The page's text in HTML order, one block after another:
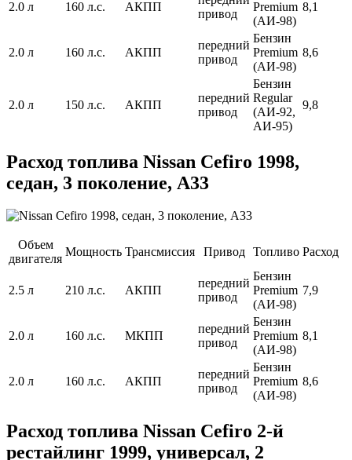
2.0 л 160 л.с. АКПП
привод
Premium
(АИ-98)
8,1
2.0 л 160 л.с. АКПП
передний
привод
Бензин
Premium
(АИ-98)
8,6
2.0 л 150 л.с. АКПП
передний
привод
Бензин
Regular
(АИ-92,
АИ-95)
9,8
Расход топлива Nissan Cefiro 1998,
седан, 3 поколение, A33
Объем
двигателя
Мощность Трансмиссия Привод Топливо Расход
2.5 л 210 л.с. АКПП
передний
привод
Бензин
Premium
(АИ-98)
7,9
2.0 л 160 л.с. МКПП
передний
привод
Бензин
Premium
(АИ-98)
8,1
2.0 л 160 л.с. АКПП
передний
привод
Бензин
Premium
(АИ-98)
8,6
Расход топлива Nissan Cefiro 2-й
рестайлинг 1999, универсал, 2